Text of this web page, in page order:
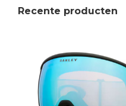
Recente producten